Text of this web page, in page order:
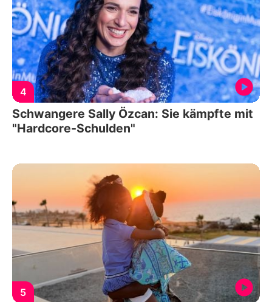
4
Schwangere Sally Özcan: Sie kämpfte mit
"Hardcore-Schulden"
5